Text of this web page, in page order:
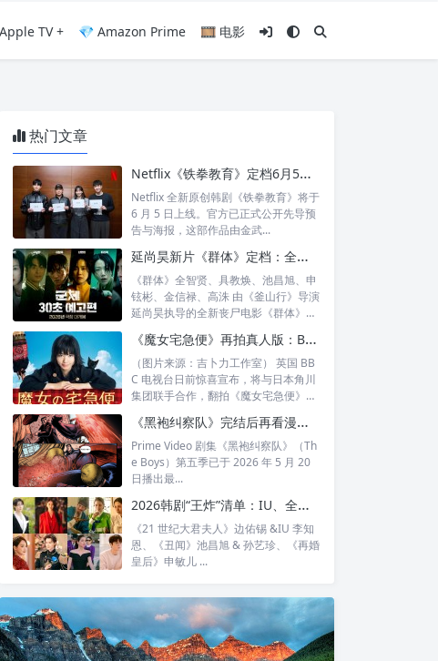
TV + 💎 Amazon Prime 🎞️ 电影
热门文章
Netflix《铁拳教育》定档6月5日：金武烈、李星民集结出击，这次要用铁腕重整失控校园
Netflix 全新原创韩剧《铁拳教育》将于
6 月 5 日上线。官方已正式公开先导预
告与海报，这部作品由金武...
延尚昊新片《群体》定档：全智贤时隔11年回归大银幕，池昌旭、具教焕联手闯丧尸危机
《群体》全智贤、具教焕、池昌旭、申
铉彬、金信禄、高洙 由《釜山行》导演
延尚昊执导的全新丧尸电影《群体》正
《魔女宅急便》再拍真人版：BBC 联手角川打造“英国版”剧集
（图片来源：吉卜力工作室） 英国 BB
C 电视台日前惊喜宣布，将与日本角川
集团联手合作，翻拍《魔女宅急便》的
《黑袍纠察队》完结后再看漫画结局：护国超人之死，比剧版残酷得多
Prime Video 剧集《黑袍纠察队》（Th
e Boys）第五季已于 2026 年 5 月 20
日播出最...
2026韩剧“王炸”清单：IU、全智贤、宋慧乔领衔回归，30对神仙CP谁最让你心动？
《21 世纪大君夫人》边佑锡 &IU 李知
恩、《丑闻》池昌旭 & 孙艺珍、《再婚
皇后》申敏儿 ...